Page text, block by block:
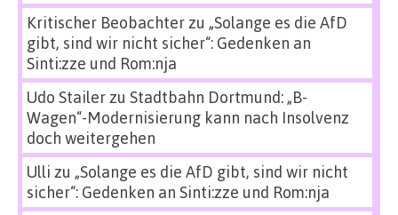
Kritischer Beobachterzu „Solange es die AfD
gibt, sind wir nicht sicher“: Gedenken an
Sinti:zze und Rom:nja
Udo Stailerzu Stadtbahn Dortmund: „B-
Wagen“-Modernisierung kann nach Insolvenz
doch weitergehen
Ulli zu „Solange es die AfD gibt, sind wir nicht
sicher“: Gedenken an Sinti:zze und Rom:nja